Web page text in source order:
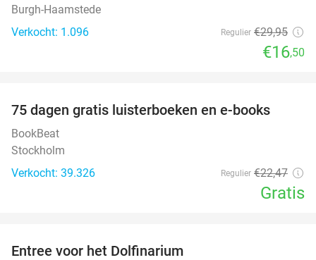
Burgh-Haamstede
Verkocht: 1.096
Regulier €29,95
€16,50
75 dagen gratis luisterboeken en e-books
BookBeat
Stockholm
Verkocht: 39.326
Regulier €22,47
Gratis
Entree voor het Dolfinarium